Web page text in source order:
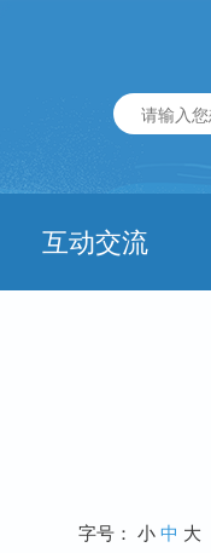
互动交流
字号： 小中 大